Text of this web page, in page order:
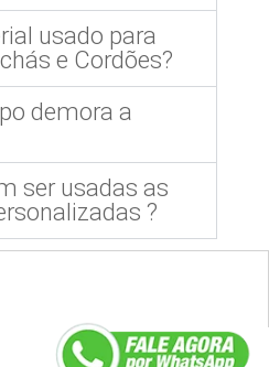
usado para
e Cordões?
demora a
ser usadas as
?